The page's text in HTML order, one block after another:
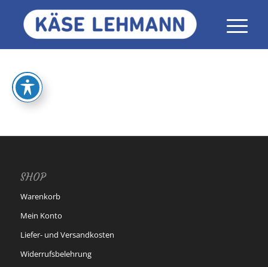
SHOP
Warenkorb
Mein Konto
Liefer- und Versandkosten
Widerrufsbelehrung